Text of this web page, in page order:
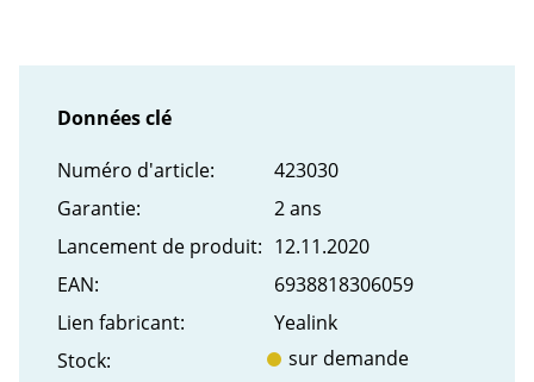
Données clé
Numéro d'article:
423030
Garantie:
2 ans
Lancement de produit: 12.11.2020
EAN:
6938818306059
Lien fabricant:
Yealink
Stock:
sur demande